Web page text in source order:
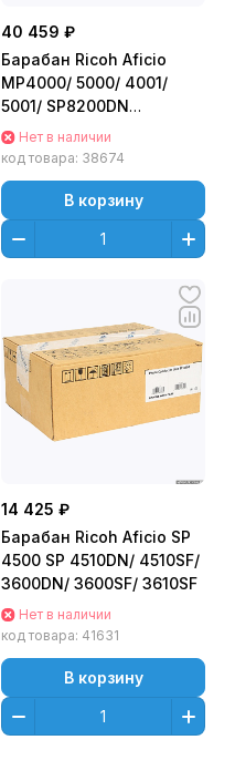
40 459 ₽
Барабан Ricoh Aficio
MP4000/ 5000/ 4001/
5001/ SP8200DN
(D0099510) (o)
Нет в наличии
код товара: 38674
В корзину
14 425 ₽
Барабан Ricoh Aficio SP
4500 SP 4510DN/ 4510SF/
3600DN/ 3600SF/ 3610SF
Нет в наличии
код товара: 41631
В корзину